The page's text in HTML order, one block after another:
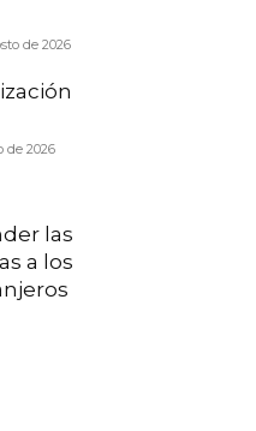
de 2026
de 2026
las
a los